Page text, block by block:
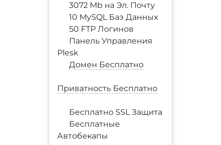
3072 Mb на Эл. Почту
10 MySQL Баз Данных
50 FTP Логинов
Панель Управления
Plesk
Домен Бесплатно
Приватность Бесплатно
Бесплатно SSL Защита
Бесплатные
Автобекапы